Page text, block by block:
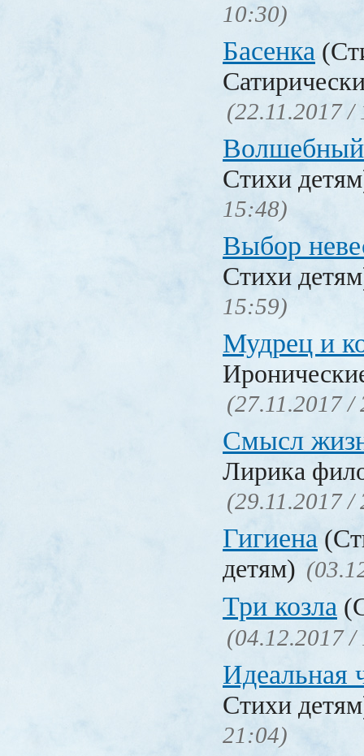
10:30)
Басенка
(22.11.2017 /
Стихи
15:48)
Выбор
Стихи
15:59)
Мудрец и
(27.11.2017 /
Смысл
Лирика
(29.11.2017 /
Гигиена
детям)
Три козла
(04.12.2017 /
Идеальная
Стихи
21:04)